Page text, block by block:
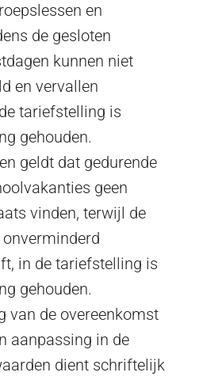
en
de gesloten
kunnen niet
en vervallen
tariefstelling is
gehouden.
geldt dat gedurende
geen
vinden, terwijl de
in de tariefstelling is
gehouden.
van de overeenkomst
aanpassing in de
dient schriftelijk